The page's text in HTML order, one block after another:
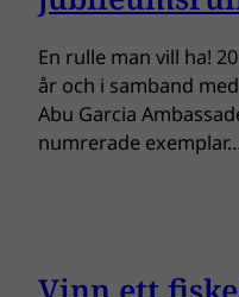
En rulle man vill ha!
år och i samband
Abu Garcia
numrerade